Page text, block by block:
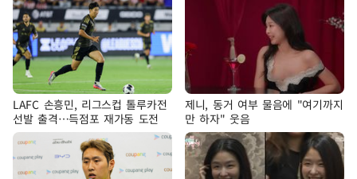
LAFC 손흥민, 리그스컵 톨루카전
선발 출격…득점포 재가동 도전
제니, 동거 여부 물음에 "여기까지
만 하자" 웃음